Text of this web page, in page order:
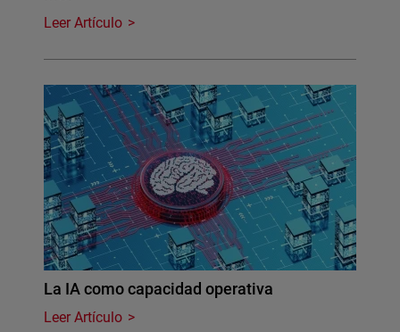
Leer Artículo
La IA como capacidad operativa
Leer Artículo